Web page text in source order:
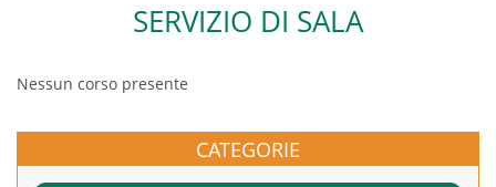
SERVIZIO DI SALA
Nessun corso presente
CATEGORIE